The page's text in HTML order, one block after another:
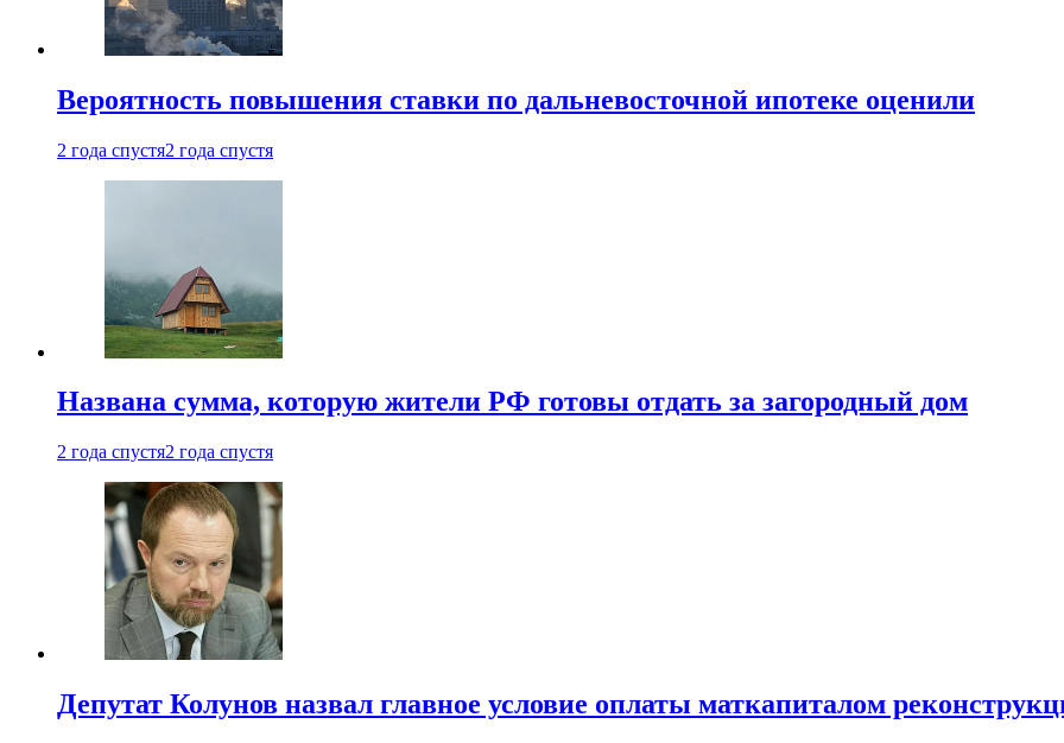
Вероятность повышения ставки по дальневосточной ипотеке оценили
2 года спустя2 года спустя
Названа сумма, которую жители РФ готовы отдать за загородный дом
2 года спустя2 года спустя
Депутат Колунов назвал главное условие оплаты маткапиталом